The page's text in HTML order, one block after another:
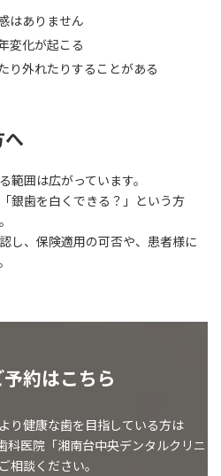
はありません
変化が起こる
り外れたりすることがある
範囲は広がっています。
銀歯を白くできる？」という方
し、保険適用の可否や、患者様に
約はこちら
り健康な歯を目指している方は
科医院「湘南台中央デンタルクリニ
相談ください。